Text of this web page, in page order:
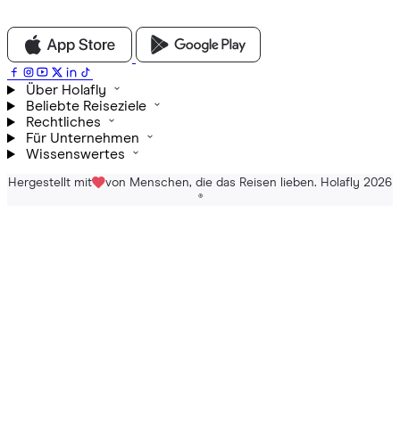
Über Holafly
Beliebte Reiseziele
Rechtliches
Für Unternehmen
Wissenswertes
Hergestellt mit von Menschen, die das Reisen lieben. Holafly 2026
®